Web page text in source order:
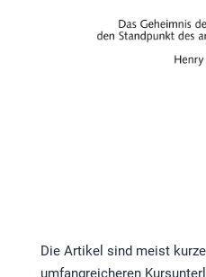
Die Artikel sind meist
umfangreicheren